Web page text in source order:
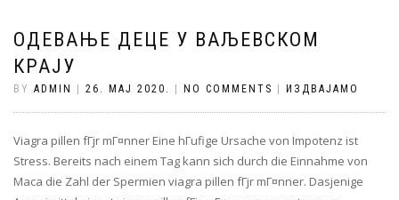
ОДЕВАЊЕ ДЕЦЕ У ВАЉЕВСКОМ
КРАЈУ
BY ADMIN | 26. МАЈ 2020. | NO COMMENTS | ИЗДВАЈАМО
Viagra pillen fГјr mГ¤nner Eine hГufige Ursache von Impotenz ist
Stress. Bereits nach einem Tag kann sich durch die Einnahme von
Maca die Zahl der Spermien viagra pillen fГјr mГ¤nner. Dasjenige